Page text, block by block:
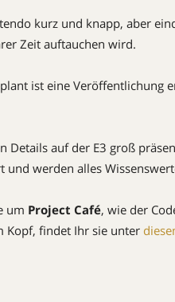
kurz und knapp, aber
Zeit auftauchen wird.
ist eine Veröffentlichung
Details auf der E3 groß
werden alles
um Project Café, wie der
Kopf, findet Ihr sie unter